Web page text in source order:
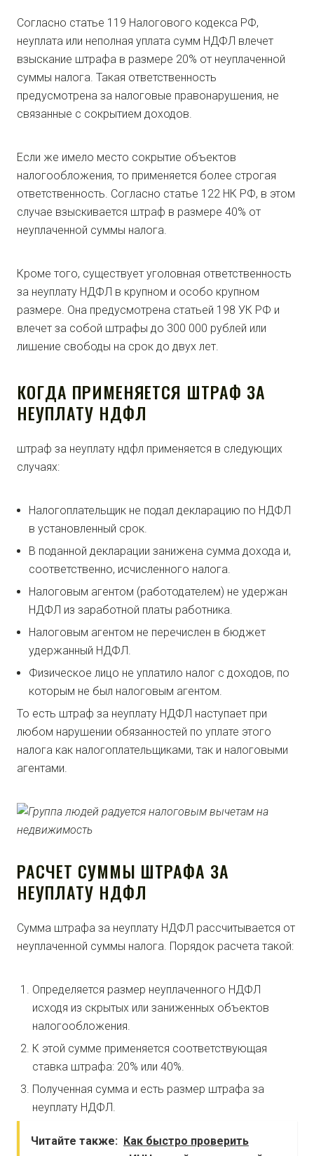
Согласно статье 119 Налогового кодекса РФ,
неуплата или неполная уплата сумм НДФЛ влечет
взыскание штрафа в размере 20% от неуплаченной
суммы налога. Такая ответственность
предусмотрена за налоговые правонарушения, не
связанные с сокрытием доходов.
Если же имело место сокрытие объектов
налогообложения, то применяется более строгая
ответственность. Согласно статье 122 НК РФ, в этом
случае взыскивается штраф в размере 40% от
неуплаченной суммы налога.
Кроме того, существует уголовная ответственность
за неуплату НДФЛ в крупном и особо крупном
размере. Она предусмотрена статьей 198 УК РФ и
влечет за собой штрафы до 300 000 рублей или
лишение свободы на срок до двух лет.
КОГДА ПРИМЕНЯЕТСЯ ШТРАФ ЗА
НЕУПЛАТУ НДФЛ
штраф за неуплату ндфл применяется в следующих
случаях:
Налогоплательщик не подал декларацию по НДФЛ
в установленный срок.
В поданной декларации занижена сумма дохода и,
соответственно, исчисленного налога.
Налоговым агентом (работодателем) не удержан
НДФЛ из заработной платы работника.
Налоговым агентом не перечислен в бюджет
удержанный НДФЛ.
Физическое лицо не уплатило налог с доходов, по
которым не был налоговым агентом.
То есть штраф за неуплату НДФЛ наступает при
любом нарушении обязанностей по уплате этого
налога как налогоплательщиками, так и налоговыми
агентами.
РАСЧЕТ СУММЫ ШТРАФА ЗА
НЕУПЛАТУ НДФЛ
Сумма штрафа за неуплату НДФЛ рассчитывается от
неуплаченной суммы налога. Порядок расчета такой:
Определяется размер неуплаченного НДФЛ
исходя из скрытых или заниженных объектов
налогообложения.
К этой сумме применяется соответствующая
ставка штрафа: 20% или 40%.
Полученная сумма и есть размер штрафа за
неуплату НДФЛ.
Читайте также: Как быстро проверить